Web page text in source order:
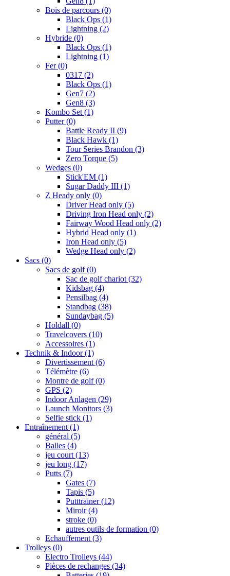
Bois de parcours (0)
Black Ops (1)
Lightning (2)
Hybride (0)
Black Ops (1)
Lightning (1)
Fer(0)
0317 (2)
Black Ops (1)
Gen7 (2)
Gen8 (3)
Kombo Set (1)
Putter(0)
Battle Ready II (9)
Black Hawk (1)
Tour Series Brandon (3)
Zero Torque (5)
Wedges (0)
Stick'EM (1)
Sugar Daddy III (1)
Z Heady only (0)
Driver Head only (5)
Driving Iron Head only (2)
Fairway Wood Head only (2)
Hybrid Head only (1)
Iron Head only (5)
Wedge Head only (2)
Sacs (0)
Sacs de golf(0)
Sac de golf chariot (32)
Kidsbag (4)
Pensilbag (4)
Standbag (38)
Sundaybag (5)
Holdall (0)
Travelcovers (10)
Accessoires (1)
Technik & Indoor(1)
Divertissement (6)
Télémètre (6)
Montre de golf(0)
GPS (2)
Indoor Anlagen (29)
Launch Monitors (3)
Selfie stick (1)
Entraînement (1)
général (5)
Balles (4)
jeu court (13)
jeu long (17)
Putts (7)
Gates (7)
Tapis (5)
Putttrainer(12)
Miroir(4)
stroke (0)
autres outils de formation (0)
Echauffement (3)
Trolleys (0)
Electro Trolleys (44)
Pièces de rechanges (34)